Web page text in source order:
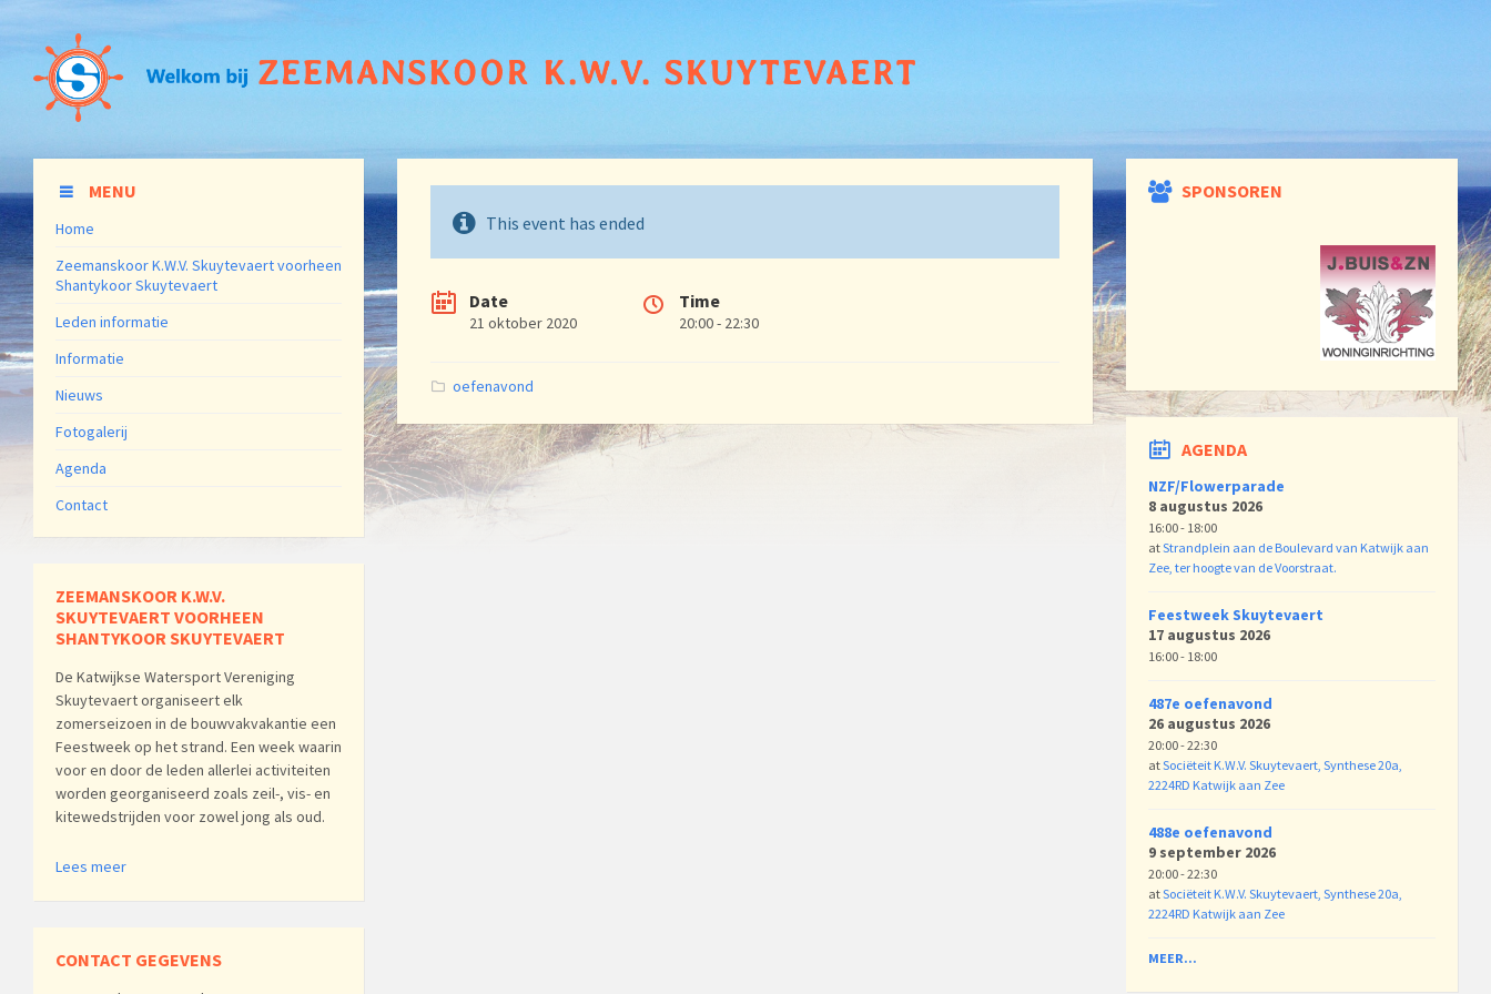
This event has ended
Date
21 oktober 2020
Time
20:00 - 22:30
Categories:
oefenavond
MENU
Home
Zeemanskoor K.W.V. Skuytevaert voorheen
Shantykoor Skuytevaert
Leden informatie
Informatie
Nieuws
Fotogalerij
Agenda
Contact
ZEEMANSKOOR K.W.V.
SKUYTEVAERT VOORHEEN
SHANTYKOOR SKUYTEVAERT
De Katwijkse Watersport Vereniging
Skuytevaert organiseert elk
zomerseizoen in de bouwvakvakantie een
Feestweek op het strand. Een week waarin
voor en door de leden allerlei activiteiten
worden georganiseerd zoals zeil-, vis- en
kitewedstrijden voor zowel jong als oud.
Lees meer
CONTACT GEGEVENS
SPONSOREN
AGENDA
NZF/Flowerparade
8 augustus 2026
16:00 - 18:00
atStrandplein aan de Boulevard van Katwijk aan
Zee, ter hoogte van de Voorstraat.
Feestweek Skuytevaert
17 augustus 2026
16:00 - 18:00
487e oefenavond
26 augustus 2026
20:00 - 22:30
atSociëteit K.W.V. Skuytevaert, Synthese 20a,
2224RD Katwijk aan Zee
488e oefenavond
9 september 2026
20:00 - 22:30
atSociëteit K.W.V. Skuytevaert, Synthese 20a,
2224RD Katwijk aan Zee
MEER...